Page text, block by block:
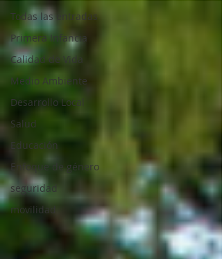
Todas las entradas
Primera Infancia
Calidad de Vida
Medio Ambiente
Desarrollo Local
Salud
Educación
Enfoque de género
seguridad
movilidad